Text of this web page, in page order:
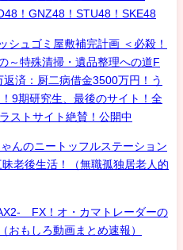
！GNZ48！STU48！SKE48
シュゴミ屋敷補完計画 ＜必殺！
～特殊清掃・遺品整理への道F
済：厨二病借金3500万円！う
9期研究生、最後のサイト！全
ストサイト絶賛！公開中
んのニートッフルステーション
老後生活！（無職孤独居老人的
FX！オ・カマトレーダーの
もしろ動画まとめ速報）